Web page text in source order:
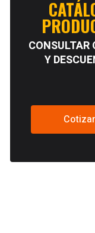
CONSULTAR
Y
Cotizar